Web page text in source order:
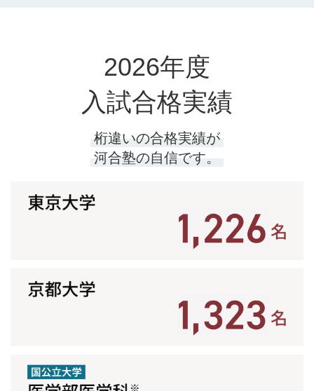
2026年度
入試合格実績
桁違いの合格実績が
河合塾の自信です。